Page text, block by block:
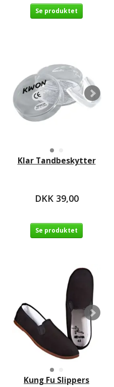
Se produktet
Klar Tandbeskytter
DKK 39,00
Se produktet
Kung Fu Slippers